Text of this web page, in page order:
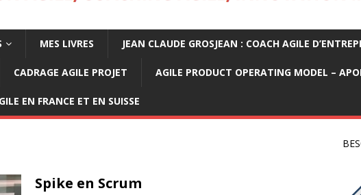
MES LIVRES JEAN CLAUDE GROSJEAN : COACH AGILE
CADRAGE AGILE PROJET AGILE PRODUCT OPERATING MODEL –
EN FRANCE ET EN SUISSE
Spike en Scrum